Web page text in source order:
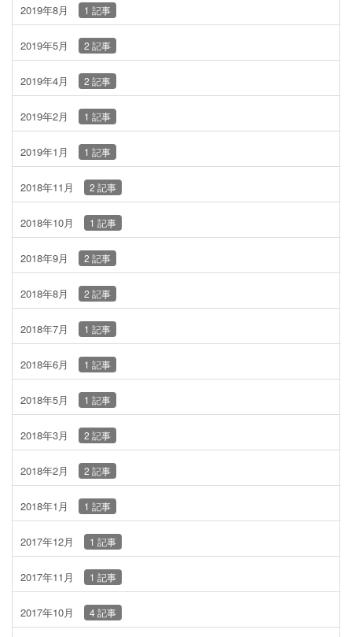
2019年8月 1 記事
2019年5月 2 記事
2019年4月 2 記事
2019年2月 1 記事
2019年1月 1 記事
2018年11月 2 記事
2018年10月 1 記事
2018年9月 2 記事
2018年8月 2 記事
2018年7月 1 記事
2018年6月 1 記事
2018年5月 1 記事
2018年3月 2 記事
2018年2月 2 記事
2018年1月 1 記事
2017年12月 1 記事
2017年11月 1 記事
2017年10月 4 記事